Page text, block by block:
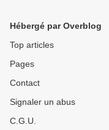
Hébergé par Overblog
Top articles
Pages
Contact
Signaler un abus
C.G.U.